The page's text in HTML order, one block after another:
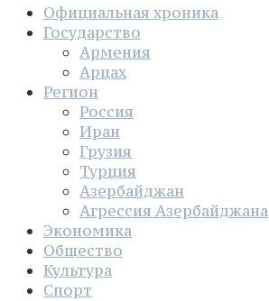
Официальная хроника
Государство
Армения
Арцах
Регион
Россия
Иран
Грузия
Турция
Азербайджан
Агрессия Азербайджана
Экономика
Общество
Культура
Спорт